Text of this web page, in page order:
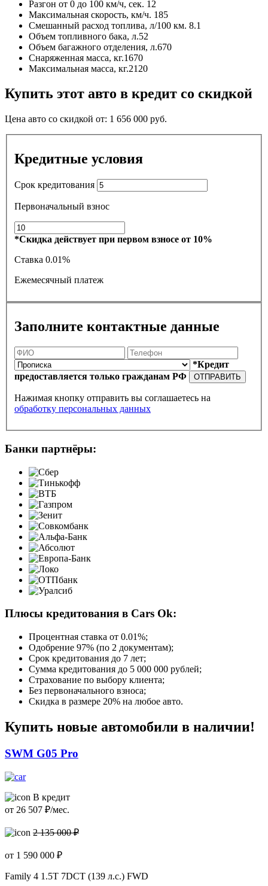
Разгон от 0 до 100 км/ч, сек. 12
Максимальная скорость, км/ч. 185
Смешанный расход топлива, л/100 км. 8.1
Объем топливного бака, л.52
Объем багажного отделения, л.670
Снаряженная масса, кг.1670
Максимальная масса, кг.2120
Купить этот авто в кредит со скидкой
Цена авто со скидкой от: 1 656 000 руб.
Кредитные условия
Срок кредитования
Первоначальный взнос
*Скидка действует при первом взносе от 10%
Ставка 0.01%
Ежемесячный платеж
Заполните контактные данные
*Кредит
предоставляется только гражданам РФ
ОТПРАВИТЬ
Нажимая кнопку отправить вы соглашаетесь на
обработку персональных данных
Банки партнёры:
Плюсы кредитования в Cars Ok:
Процентная ставка от 0.01%;
Одобрение 97% (по 2 документам);
Срок кредитования до 7 лет;
Сумма кредитования до 5 000 000 рублей;
Страхование по выбору клиента;
Без первоначального взноса;
Скидка в размере 20% на любое авто.
Купить новые автомобили в наличии!
SWM G05 Pro
В кредит
от 26 507 ₽/мес.
2 135 000 ₽
от 1 590 000 ₽
Family 4 1.5T 7DCT (139 л.с.) FWD